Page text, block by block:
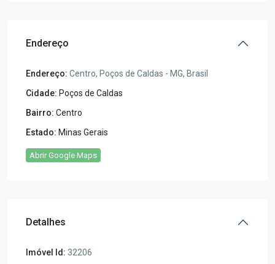
Endereço
Endereço: Centro, Poços de Caldas - MG, Brasil
Cidade: Poços de Caldas
Bairro: Centro
Estado: Minas Gerais
Abrir Google Maps
Detalhes
Imóvel Id: 32206